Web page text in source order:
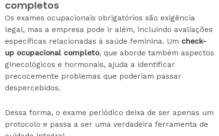
completos
Os exames ocupacionais obrigatórios são exigência
legal, mas a empresa pode ir além, incluindo avaliações
específicas relacionadas à saúde feminina. Um check-
up ocupacional completo, que aborde também aspectos
ginecológicos e hormonais, ajuda a identificar
precocemente problemas que poderiam passar
despercebidos.
Dessa forma, o exame periódico deixa de ser apenas um
protocolo e passa a ser uma verdadeira ferramenta de